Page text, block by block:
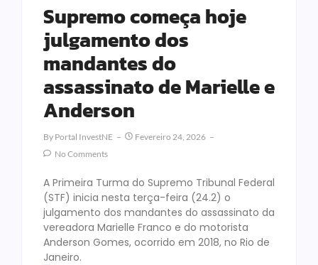
Supremo começa hoje
julgamento dos
mandantes do
assassinato de Marielle e
Anderson
By Portal InvestNE
Fevereiro 24, 2026
No Comments
A Primeira Turma do Supremo Tribunal Federal
(STF) inicia nesta terça-feira (24.2) o
julgamento dos mandantes do assassinato da
vereadora Marielle Franco e do motorista
Anderson Gomes, ocorrido em 2018, no Rio de
Janeiro.